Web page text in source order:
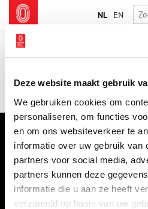
Deze website maakt gebruik
We gebruiken cookies om
personaliseren, om functies
en om ons websiteverkeer te
informatie over uw gebruik van
partners voor social media,
partners kunnen deze
informatie die u aan ze heeft
verzameld op basis van uw
NL EN
VERHALEN
NIEUWS
KALENDER